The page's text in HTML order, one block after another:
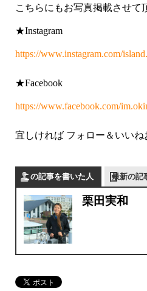
こちらにもお写真掲載させて
★Instagram
https://www.instagram.com/
★Facebook
https://www.facebook.com/
宜しければ フォロー＆いいね
この記事を書いた人 最新の記
栗田実和